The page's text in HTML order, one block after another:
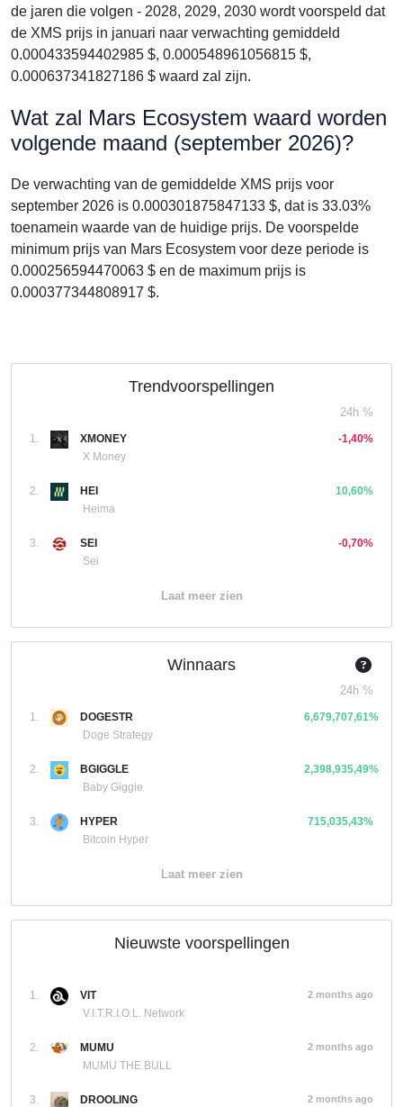
de jaren die volgen - 2028, 2029, 2030 wordt voorspeld dat
de XMS prijs in januari naar verwachting gemiddeld
0.000433594402985 $, 0.000548961056815 $,
0.000637341827186 $ waard zal zijn.
Wat zal Mars Ecosystem waard worden
volgende maand (september 2026)?
De verwachting van de gemiddelde XMS prijs voor
september 2026 is 0.000301875847133 $, dat is 33.03%
toenamein waarde van de huidige prijs. De voorspelde
minimum prijs van Mars Ecosystem voor deze periode is
0.000256594470063 $ en de maximum prijs is
0.000377344808917 $.
Trendvoorspellingen
24h %
1.
XMONEY
X Money
-1,40%
2.
HEI
Heima
10,60%
3.
SEI
Sei
-0,70%
Laat meer zien
Winnaars
24h %
1.
DOGESTR
Doge Strategy
6,679,707,61%
2.
BGIGGLE
Baby Giggle
2,398,935,49%
3.
HYPER
Bitcoin Hyper
715,035,43%
Laat meer zien
Nieuwste voorspellingen
1.
VIT
V.I.T.R.I.O.L. Network
2 months ago
2.
MUMU
MUMU THE BULL
2 months ago
3.
DROOLING
2 months ago